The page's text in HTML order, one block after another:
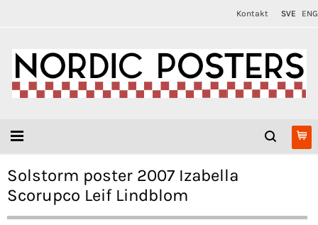
Kontakt SVE ENG
Solstorm poster 2007 Izabella
Scorupco Leif Lindblom